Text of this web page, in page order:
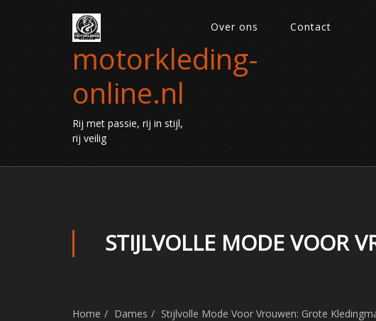
motorkleding-
online.nl
Rij met passie, rij in stijl,
rij veilig
Over ons Contact
STIJLVOLLE MODE VOOR
Home Dames Stijlvolle Mode Voor Vrouwen: Grote